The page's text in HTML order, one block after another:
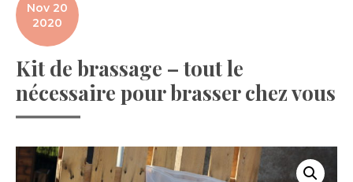
Nov 20
2020
Kit de brassage – tout le
nécessaire pour brasser chez vous